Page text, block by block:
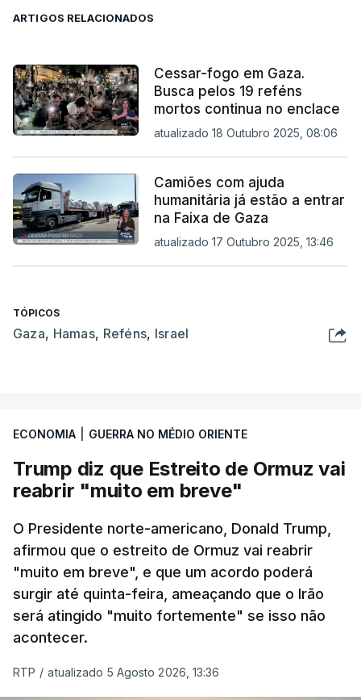
ARTIGOS RELACIONADOS
Cessar-fogo em Gaza.
Busca pelos 19 reféns
mortos continua no enclace
atualizado 18 Outubro 2025, 08:06
Camiões com ajuda
humanitária já estão a entrar
na Faixa de Gaza
atualizado 17 Outubro 2025, 13:46
TÓPICOS
Gaza, Hamas, Reféns, Israel
ECONOMIA GUERRA NO MÉDIO ORIENTE
Trump diz que Estreito de Ormuz vai
reabrir "muito em breve"
O Presidente norte-americano, Donald Trump,
afirmou que o estreito de Ormuz vai reabrir
"muito em breve", e que um acordo poderá
surgir até quinta-feira, ameaçando que o Irão
será atingido "muito fortemente" se isso não
acontecer.
RTP / atualizado 5 Agosto 2026, 13:36